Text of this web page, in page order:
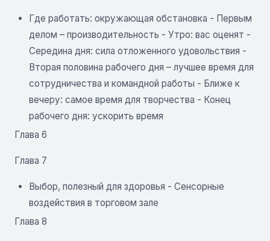
Где работать: окружающая обстановка - Первым
делом – производительность - Утро: вас оценят -
Середина дня: сила отложенного удовольствия -
Вторая половина рабочего дня – лучшее время для
сотрудничества и командной работы - Ближе к
вечеру: самое время для творчества - Конец
рабочего дня: ускорить время
Глава 6
Глава 7
Выбор, полезный для здоровья - Сенсорные
воздействия в торговом зале
Глава 8